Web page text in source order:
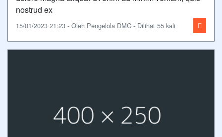
nostrud ex
15/01/2023 21:23 - Oleh Pengelola DMC - Dilihat 55 kali